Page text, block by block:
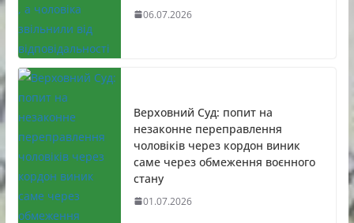
06.07.2026
Верховний Суд: попит на
незаконне переправлення
чоловіків через кордон виник
саме через обмеження воєнного
стану
01.07.2026